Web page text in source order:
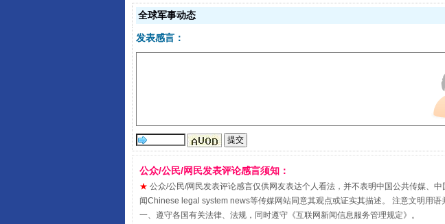
揭开“小金库”的免责幌子
受贿1.44亿！段成刚被判无期 从幼儿园
全球军事动态
发表感言：
公众/公民/网民发表评论感言须知：
★ 公众/公民/网民发表评论感言仅供网友表达个人看法，并不表明中国公共传媒、
闻Chinese legal system news等传媒网站同意其观点或证实其描述。 注意文明用语
一、遵守各国有关法律、法规，同时遵守《互联网新闻信息服务管理规定》。